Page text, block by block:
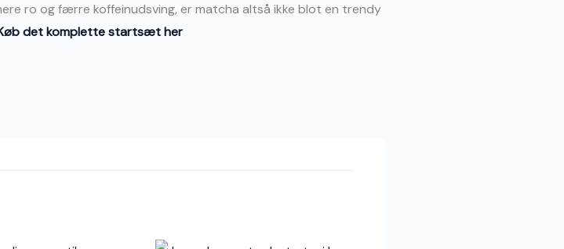
ro og færre koffeinudsving, er matcha altså ikke blot en trendy
det komplette startsæt her